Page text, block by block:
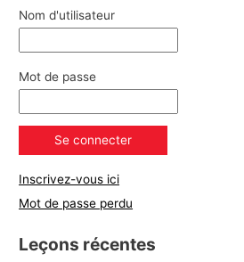
Nom d'utilisateur
Mot de passe
Inscrivez-vous ici
Mot de passe perdu
Leçons récentes